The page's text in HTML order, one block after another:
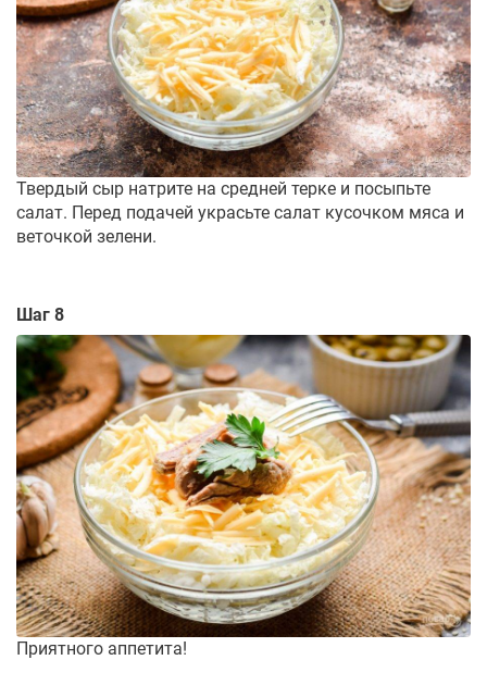
Твердый сыр натрите на средней терке и посыпьте
салат. Перед подачей украсьте салат кусочком мяса и
веточкой зелени.
Шаг 8
Приятного аппетита!